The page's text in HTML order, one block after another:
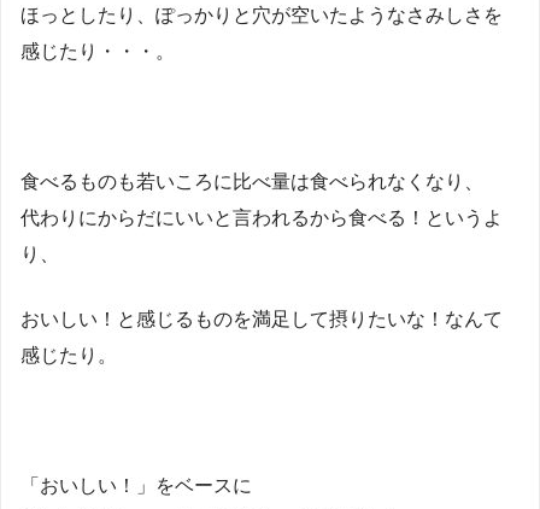
ほっとしたり、ぽっかりと穴が空いたようなさみしさを
感じたり・・・。
食べるものも若いころに比べ量は食べられなくなり、
代わりにからだにいいと言われるから食べる！というよ
り、
おいしい！と感じるものを満足して摂りたいな！なんて
感じたり。
「おいしい！」をベースに